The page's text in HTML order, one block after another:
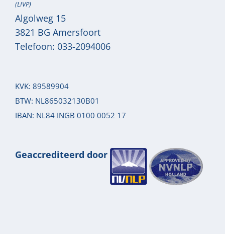
(LIVP)
Algolweg 15
3821 BG Amersfoort
Telefoon: 033-2094006
KVK: 89589904
BTW: NL865032130B01
IBAN: NL84 INGB 0100 0052 17
Geaccrediteerd door